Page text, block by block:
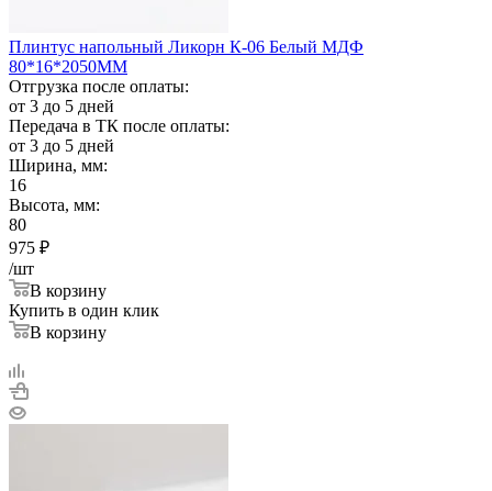
Плинтус напольный Ликорн К-06 Белый МДФ
80*16*2050ММ
Отгрузка после оплаты:
от 3 до 5 дней
Передача в ТК после оплаты:
от 3 до 5 дней
Ширина, мм:
16
Высота, мм:
80
975 ₽
/шт
В корзину
Купить в один клик
В корзину